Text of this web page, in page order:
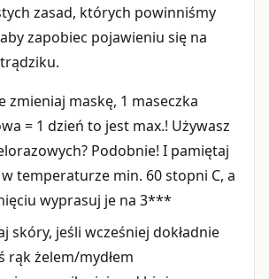
zasad, których powinniśmy
zapobiec pojawieniu się na
zmieniaj maskę, 1 maseczka
= 1 dzień to jest max.! Używasz
Podobnie! I pamiętaj
temperaturze min. 60 stopni C, a
wyprasuj je na 3***
skóry, jeśli wcześniej dokładnie
rąk żelem/mydłem